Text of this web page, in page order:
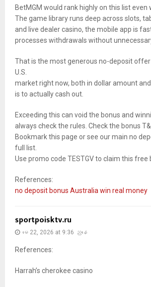
BetMGM would rank highly on this list even
The game library runs deep across slots,
and live dealer casino, the mobile app is
processes withdrawals without
That is the most generous no-deposit offer
U.S.
market right now, both in dollar amount
is to actually cash out.
Exceeding this can void the bonus and
always check the rules. Check the bonus
Bookmark this page or see our main no
full list.
Use promo code TESTGV to claim this free
References:
no deposit bonus Australia win real money
sportpoisktv.ru
မေ 22, 2026 at 9:36 ညနေ
References:
Harrah’s cherokee casino